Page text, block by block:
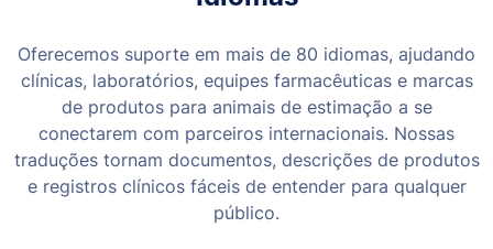
Oferecemos suporte em mais de 80 idiomas, ajudando
clínicas, laboratórios, equipes farmacêuticas e marcas
de produtos para animais de estimação a se
conectarem com parceiros internacionais. Nossas
traduções tornam documentos, descrições de produtos
e registros clínicos fáceis de entender para qualquer
público.